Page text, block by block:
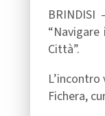
Città”.
Fichera,